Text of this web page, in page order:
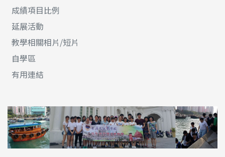
成績項目比例
延展活動
教學相關相片/短片
自學區
有用連結